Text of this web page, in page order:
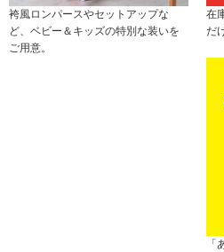
袴風ロンパースやセットアップな
ど、ベビー＆キッズの特別な装いを
ご用意。
在
だ